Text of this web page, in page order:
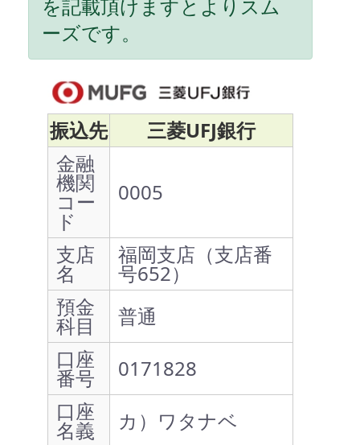
を記載頂けますとよりスム
ーズです。
振込先
三菱UFJ銀行
金融
機関
コー
ド
0005
支店
名
福岡支店（支店番
号652）
預金
科目
普通
口座
番号
0171828
口座
名義
カ）ワタナベ